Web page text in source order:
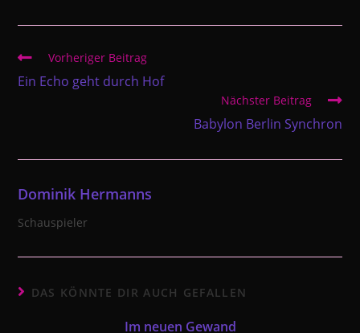
Weitere
ansehen
Vorheriger Beitrag
Ein Echo geht durch Hof
Nächster Beitrag
Babylon Berlin Synchron
Dominik Hermanns
Schauspieler
DAS KÖNNTE DIR AUCH GEFALLEN
Im neuen Gewand